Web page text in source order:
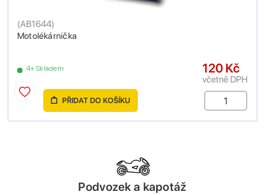
Motolékárnička
(AB1644)
4+ Skladem 120 Kč
včetně DPH
PŘIDAT DO KOŠÍKU
Podvozek a kapotáž